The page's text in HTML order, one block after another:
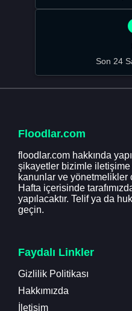
Son 24
Floodlar.com
floodlar.com hakkında
şikayetler bizimle
kanunlar ve
Hafta içerisinde
yapılacaktır. Telif ya da
geçin.
Faydalı Linkler
Gizlilik Politikası
Hakkımızda
İletişim